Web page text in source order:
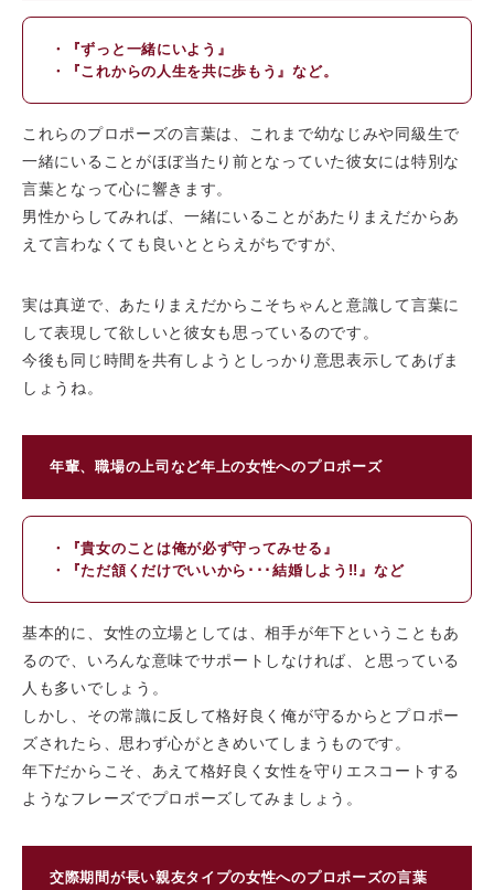
・『ずっと一緒にいよう』
・『これからの人生を共に歩もう』など。
これらのプロポーズの言葉は、これまで幼なじみや同級生で
一緒にいることがほぼ当たり前となっていた彼女には特別な
言葉となって心に響きます。
男性からしてみれば、一緒にいることがあたりまえだからあ
えて言わなくても良いととらえがちですが、
実は真逆で、あたりまえだからこそちゃんと意識して言葉に
して表現して欲しいと彼女も思っているのです。
今後も同じ時間を共有しようとしっかり意思表示してあげま
しょうね。
年輩、職場の上司など年上の女性へのプロポーズ
・『貴女のことは俺が必ず守ってみせる』
・『ただ頷くだけでいいから･･･結婚しよう!!』など
基本的に、女性の立場としては、相手が年下ということもあ
るので、いろんな意味でサポートしなければ、と思っている
人も多いでしょう。
しかし、その常識に反して格好良く俺が守るからとプロポー
ズされたら、思わず心がときめいてしまうものです。
年下だからこそ、あえて格好良く女性を守りエスコートする
ようなフレーズでプロポーズしてみましょう。
交際期間が長い親友タイプの女性へのプロポーズの言葉